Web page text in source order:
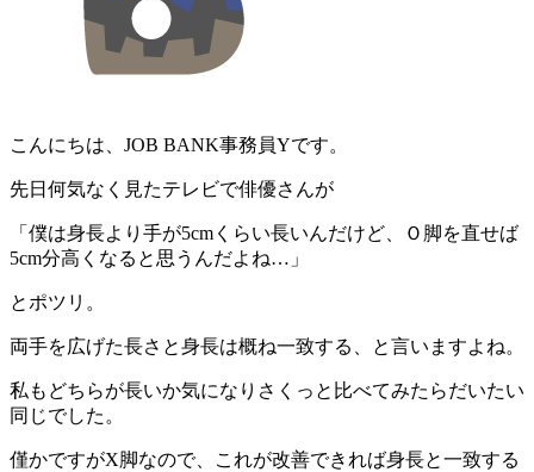
こんにちは、JOB BANK事務員Yです。
先日何気なく見たテレビで俳優さんが
「僕は身長より手が5cmくらい長いんだけど、Ｏ脚を直せば
5cm分高くなると思うんだよね…」
とポツリ。
両手を広げた長さと身長は概ね一致する、と言いますよね。
私もどちらが長いか気になりさくっと比べてみたらだいたい
同じでした。
僅かですがX脚なので、これが改善できれば身長と一致する